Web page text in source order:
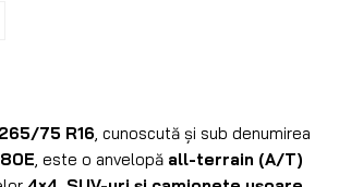
75 R16 , cunoscută și sub denumirea
, este o anvelopă all-terrain (A/T)